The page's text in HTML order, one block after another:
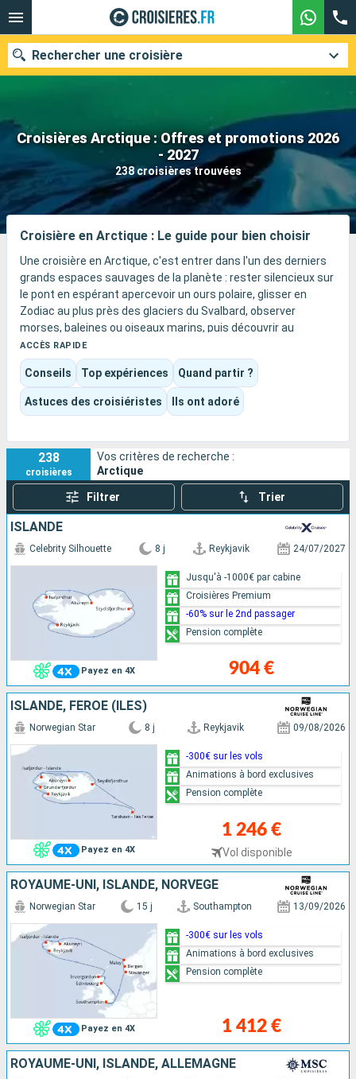
Croisières Arctique : Offres et promotions 2026
- 2027
238 croisières trouvées
Rechercher une croisière
Nos destinations
Mois de départ
Ports Compagnies
Rechercher
Croisière en Arctique : Le guide pour bien choisir
Une croisière en Arctique, c'est entrer dans l'un des derniers
grands espaces sauvages de la planète : rester silencieux sur
le pont en espérant apercevoir un ours polaire, glisser en
Zodiac au plus près des glaciers du Svalbard, observer
morses, baleines ou oiseaux marins, puis découvrir au
Groenland ou dans le Passage du Nord-Ouest des icebergs
monumentaux, des villages isolés et l'héritage des cultures
Inuit.
La destination mêle très naturellement exploration polaire,
faune sauvage, grands paysages de glace et conférences
la banquise, les animaux, les cultures locales et l'histoire des
grandes expéditions.
ACCÈS RAPIDE
Conseils Top expériences Quand partir ?
Astuces des croisiéristes Ils ont adoré
238
croisières
Vos critères de recherche :
Arctique
Filtrer Trier
ISLANDE
Payez en 4X
Celebrity Silhouette 8 j Reykjavik 24/07/2027
904 €
Jusqu'à -1000€ par cabine
Croisières Premium
-60% sur le 2nd passager
Pension complète
ISLANDE, FÉROÉ (ÎLES)
Payez en 4X
Norwegian Star 8 j Reykjavik 09/08/2026
1 246 €
Vol disponible
-300€ sur les vols
Animations à bord exclusives
Pension complète
ROYAUME-UNI, ISLANDE, NORVÈGE
Payez en 4X
Norwegian Star 15 j Southampton 13/09/2026
1 412 €
-300€ sur les vols
Animations à bord exclusives
Pension complète
ROYAUME-UNI, ISLANDE, ALLEMAGNE